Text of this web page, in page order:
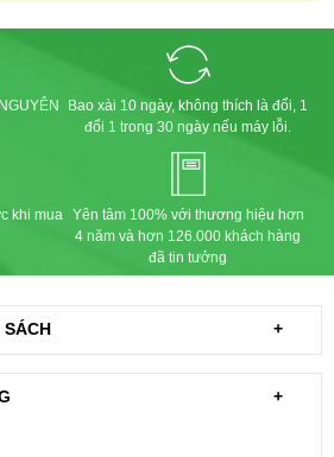
Bao xài 10 ngày, không thích là đổi, 1
đổi 1 trong 30 ngày nếu máy lỗi.
khi mua Yên tâm 100% với thương hiệu hơn
4 năm và hơn 126.000 khách hàng
đã tin tưởng
SÁCH +
+